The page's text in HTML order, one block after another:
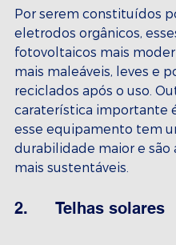
Por serem constituídos
eletrodos orgânicos,
fotovoltaicos mais
mais maleáveis, leves e
reciclados após o uso.
caraterística importante
esse equipamento tem
durabilidade maior e são
mais sustentáveis.
2.      Telhas solares